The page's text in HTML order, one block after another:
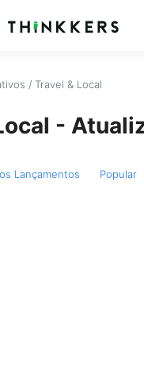
/ Travel & Local
-
Lançamentos Popular